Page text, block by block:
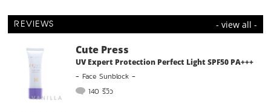
REVIEWS - view all -
Cute Press
UV Expert Protection Perfect Light SPF50 PA+++
-Face Sunblock -
140 รีวิว